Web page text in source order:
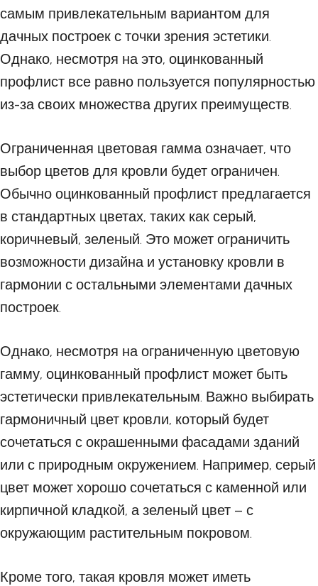
самым привлекательным вариантом для
дачных построек с точки зрения эстетики.
Однако, несмотря на это, оцинкованный
профлист все равно пользуется популярностью
из-за своих множества других преимуществ.
Ограниченная цветовая гамма означает, что
выбор цветов для кровли будет ограничен.
Обычно оцинкованный профлист предлагается
в стандартных цветах, таких как серый,
коричневый, зеленый. Это может ограничить
возможности дизайна и установку кровли в
гармонии с остальными элементами дачных
построек.
Однако, несмотря на ограниченную цветовую
гамму, оцинкованный профлист может быть
эстетически привлекательным. Важно выбирать
гармоничный цвет кровли, который будет
сочетаться с окрашенными фасадами зданий
или с природным окружением. Например, серый
цвет может хорошо сочетаться с каменной или
кирпичной кладкой, а зеленый цвет – с
окружающим растительным покровом.
Кроме того, такая кровля может иметь